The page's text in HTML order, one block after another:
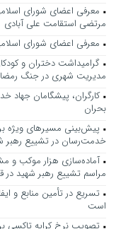
معرفی اعضای شورای
مرتضی استقامت علی آبادی
معرفی اعضای شورای
مدیریت شهری در جنگ
کارگران، پیشگامان جهاد
بحران
پیش‌بینی مسیرهای ویژه
خدمت‌رسان در تشییع رهبر
مراسم تشییع رهبر شهید در
تسریع در تأمین منابع و
است